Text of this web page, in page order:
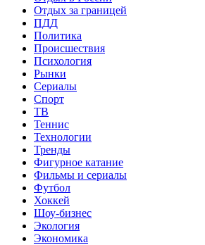
Отдых за границей
ПДД
Политика
Происшествия
Психология
Рынки
Сериалы
Спорт
ТВ
Теннис
Технологии
Тренды
Фигурное катание
Фильмы и сериалы
Футбол
Хоккей
Шоу-бизнес
Экология
Экономика